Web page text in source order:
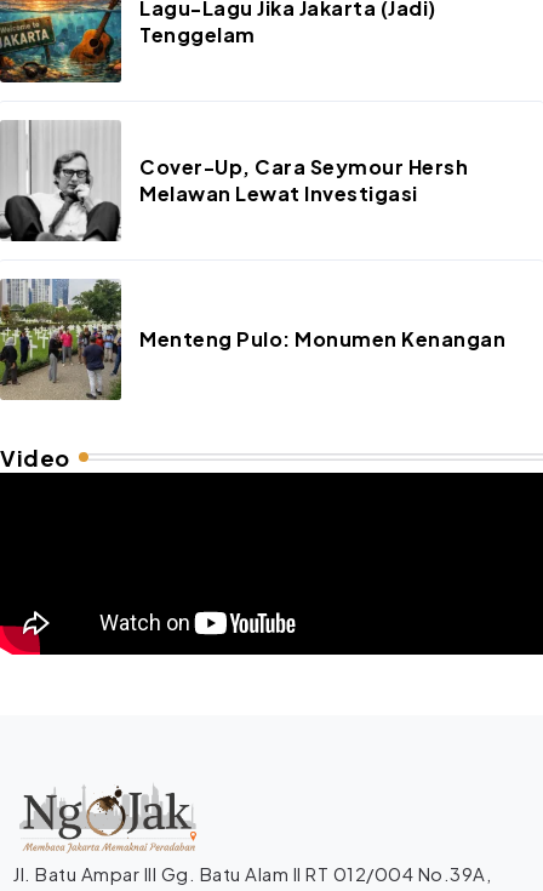
Lagu-Lagu Jika Jakarta (Jadi)
Tenggelam
Cover-Up, Cara Seymour Hersh
Melawan Lewat Investigasi
Menteng Pulo: Monumen Kenangan
Video
Jl. Batu Ampar III Gg. Batu Alam II RT 012/004 No.39A,